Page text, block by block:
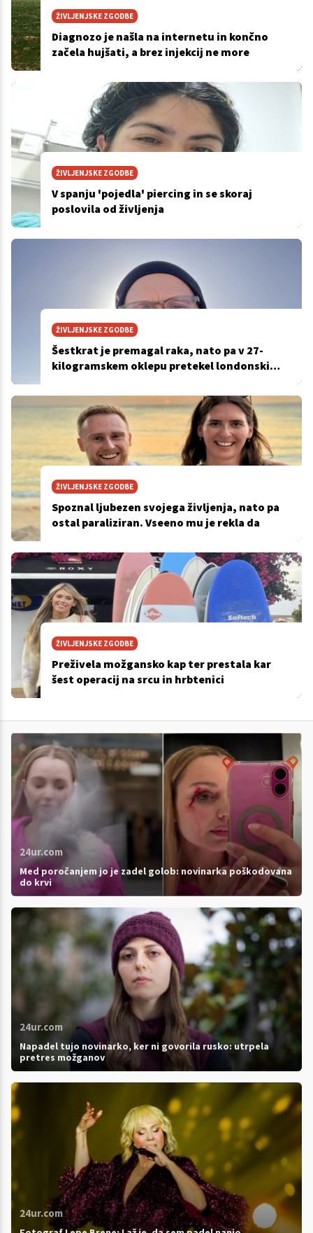
ŽIVLJENJSKE ZGODBE
Diagnozo je našla na internetu in končno
začela hujšati, a brez injekcij ne more
ŽIVLJENJSKE ZGODBE
V spanju 'pojedla' piercing in se skoraj
poslovila od življenja
ŽIVLJENJSKE ZGODBE
Šestkrat je premagal raka, nato pa v 27-
kilogramskem oklepu pretekel londonski
ŽIVLJENJSKE ZGODBE
Spoznal ljubezen svojega življenja, nato pa
ostal paraliziran. Vseeno mu je rekla da
ŽIVLJENJSKE ZGODBE
Preživela možgansko kap ter prestala kar
šest operacij na srcu in hrbtenici
24ur.com
Med poročanjem jo je zadel golob: novinarka poškodovana
do krvi
24ur.com
Napadel tujo novinarko, ker ni govorila rusko: utrpela
pretres možganov
24ur.com